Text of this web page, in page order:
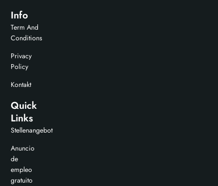
Info
Term And
Conditions
Privacy
Policy
Kontakt
Quick
Links
Stellenangebot
Anuncio
de
empleo
gratuito